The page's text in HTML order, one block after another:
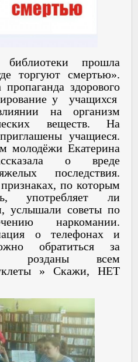
библиотеки прошла
торгуют смертью».
здорового
у учащихся
на организм
веществ. На
учащиеся.
молодёжи Екатерина
о вреде
последствия.
по которым
употребляет ли
услышали советы по
наркомании.
о телефонах и
обратиться за
розданы всем
» Скажи, НЕТ